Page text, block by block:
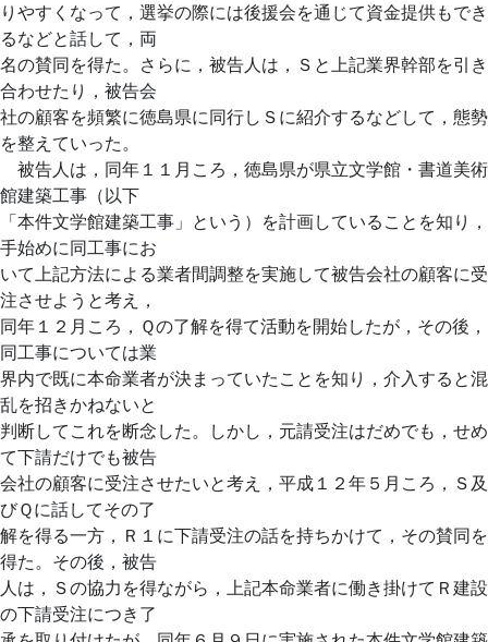
りやすくなって，選挙の際には後援会を通じて資金提供もでき
るなどと話して，両
名の賛同を得た。さらに，被告人は，Ｓと上記業界幹部を引き
合わせたり，被告会
社の顧客を頻繁に徳島県に同行しＳに紹介するなどして，態勢
を整えていった。
被告人は，同年１１月ころ，徳島県が県立文学館・書道美術
館建築工事（以下
「本件文学館建築工事」という）を計画していることを知り，
手始めに同工事にお
いて上記方法による業者間調整を実施して被告会社の顧客に受
注させようと考え，
同年１２月ころ，Ｑの了解を得て活動を開始したが，その後，
同工事については業
界内で既に本命業者が決まっていたことを知り，介入すると混
乱を招きかねないと
判断してこれを断念した。しかし，元請受注はだめでも，せめ
て下請だけでも被告
会社の顧客に受注させたいと考え，平成１２年５月ころ，Ｓ及
びＱに話してその了
解を得る一方，Ｒ１に下請受注の話を持ちかけて，その賛同を
得た。その後，被告
人は，Ｓの協力を得ながら，上記本命業者に働き掛けてＲ建設
の下請受注につき了